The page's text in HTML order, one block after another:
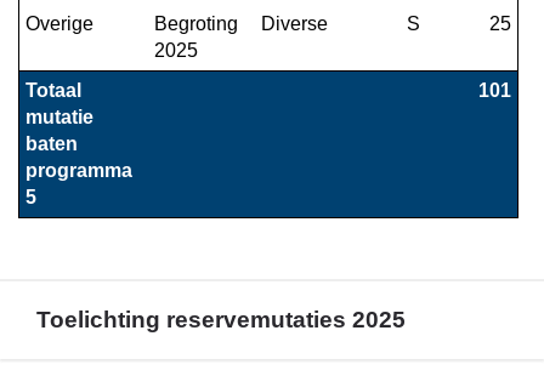
begroting
2025
versus
2024
Overige
Begroting
2025
Diverse S 25
Totaal
mutatie
baten
programma
5
101
Toelichting reservemutaties 2025